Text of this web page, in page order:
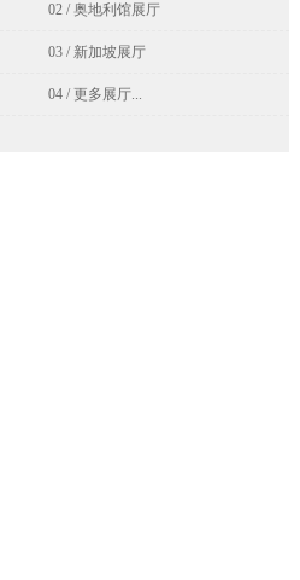
02 / 奥地利馆展厅
03 / 新加坡展厅
04 / 更多展厅...